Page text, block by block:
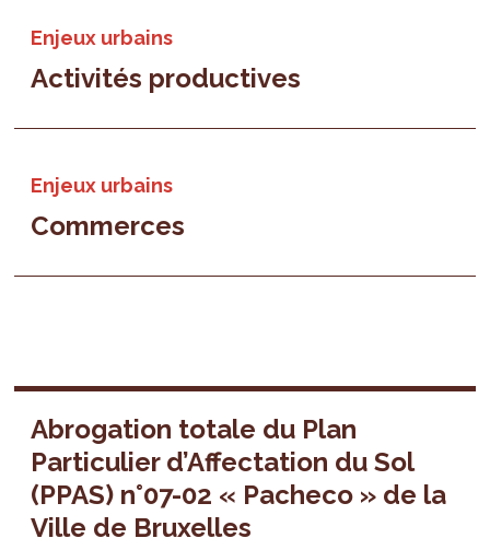
Enjeux urbains
Activités productives
Enjeux urbains
Commerces
Abrogation totale du Plan
Particulier d’Affectation du Sol
(PPAS) n°07-02 « Pacheco » de la
Ville de Bruxelles